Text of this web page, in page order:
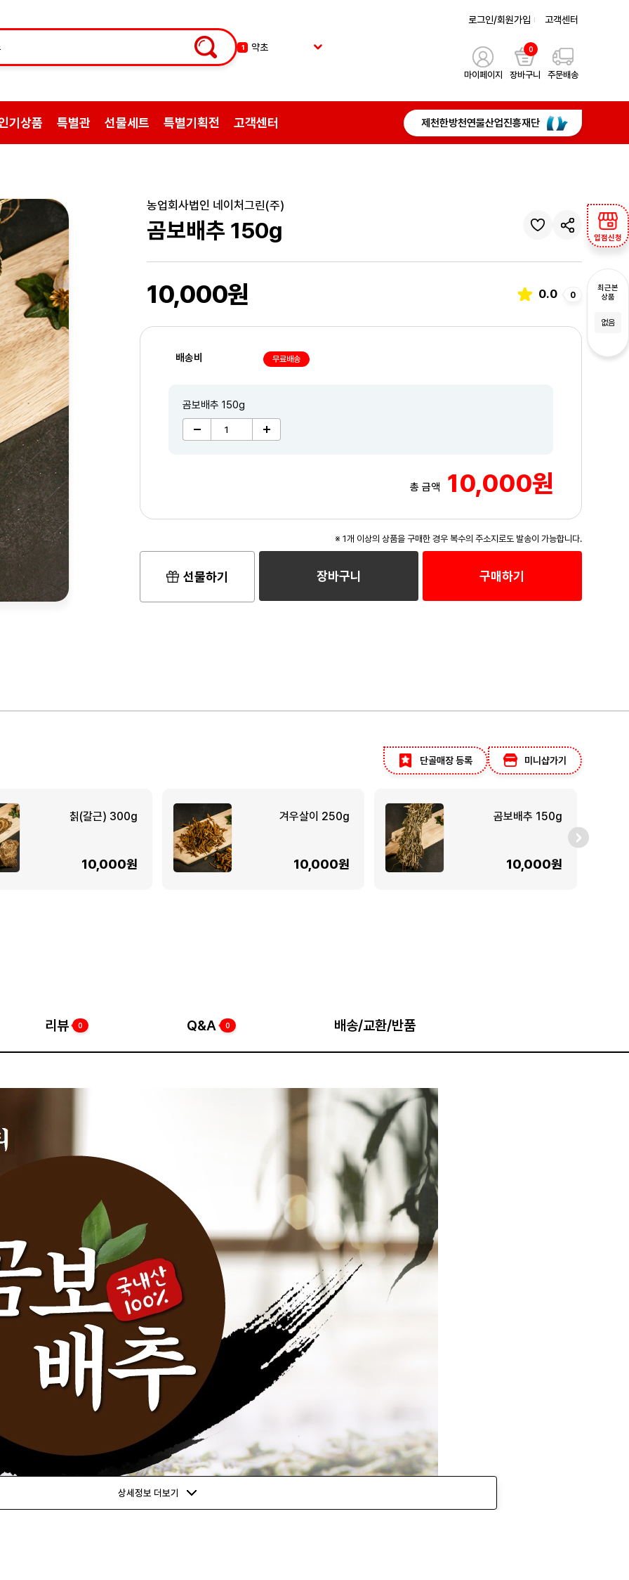
1 약초
황기
10 선물
로그인/회원가입 고객센터
마이페이지
0
장바구니 주문배송
기상품 특별관 선물세트 특별기획전 고객센터 제천한방천연물산업진흥재단
입점신청
최근본
상품
없음
농업회사법인 네이처그린(주)
곰보배추 150g
10,000원 0.0 0
배송비 무료배송
곰보배추 150g
총 금액 10,000원
※ 1개 이상의 상품을 구매한 경우 복수의 주소지로도 발송이 가능합니다.
선물하기 장바구니 구매하기
단골매장 등록 미니샵가기
칡(갈근) 300g
10,000원
겨우살이 250g
10,000원
곰보배추 150g
10,000원
리뷰 0 Q&A 0 배송/교환/반품
상세정보 더보기